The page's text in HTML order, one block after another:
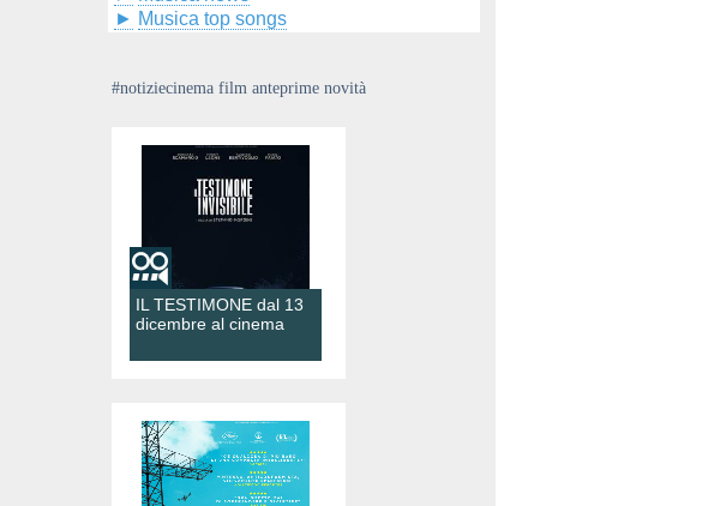
► Musica top songs
#notiziecinema film anteprime novità
IL TESTIMONE dal 13
dicembre al cinema